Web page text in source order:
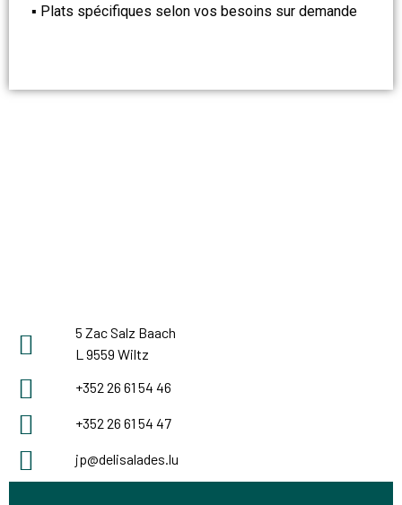
▪ Plats spécifiques selon vos besoins sur demande
5 Zac Salz Baach
L 9559 Wiltz
+352 26 61 54 46
+352 26 61 54 47
jp@delisalades.lu